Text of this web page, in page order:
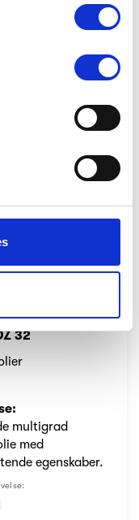
egenskaber.
32
multigrad
med
egenskaber.